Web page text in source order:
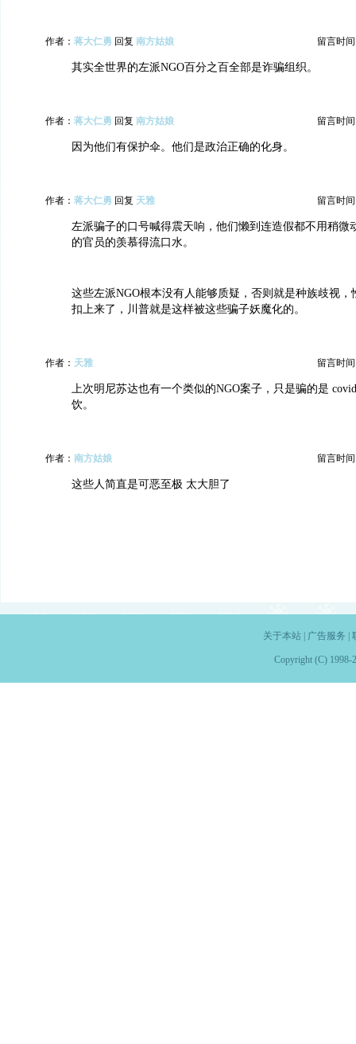
作者： 蒋大仁勇 回复 南方姑娘 留言时间
其实全世界的左派NGO百分之百全部是诈骗组织。
作者： 蒋大仁勇 回复 南方姑娘 留言时间
因为他们有保护伞。他们是政治正确的化身。
作者： 蒋大仁勇 回复 天雅 留言时间
左派骗子的口号喊得震天响，他们懒到连造假都不用稍微
的官员的羡慕得流口水。
这些左派NGO根本没有人能够质疑，否则就是种族歧视，
扣上来了，川普就是这样被这些骗子妖魔化的。
作者： 天雅 留言时间
上次明尼苏达也有一个类似的NGO案子，只是骗的是
饮。
作者： 南方姑娘 留言时间
这些人简直是可恶至极 太大胆了
关于本站| 广告服务
Copyright (C) 1998-